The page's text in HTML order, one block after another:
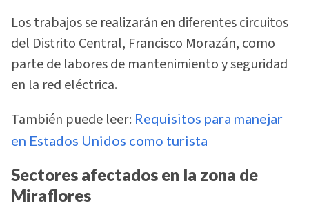
Los trabajos se realizarán en diferentes circuitos
del Distrito Central, Francisco Morazán, como
parte de labores de mantenimiento y seguridad
en la red eléctrica.
También puede leer: Requisitos para manejar
en Estados Unidos como turista
Sectores afectados en la zona de
Miraflores